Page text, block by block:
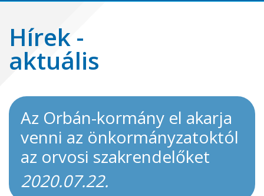
Hírek -
aktuális
Az Orbán-kormány el akarja
venni az önkormányzatoktól
az orvosi szakrendelőket
2020.07.22.